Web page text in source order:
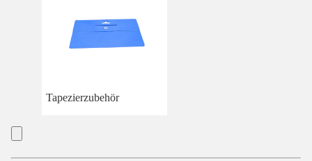
Tapezierzubehör